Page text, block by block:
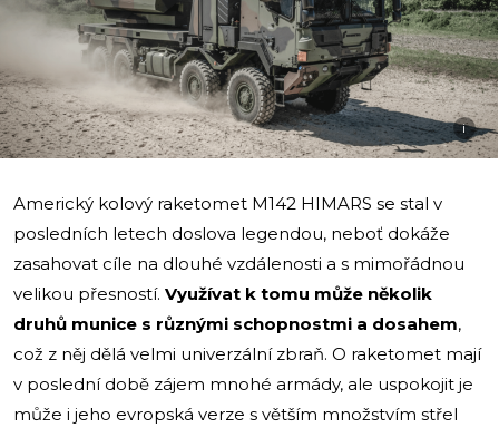
i
Americký kolový raketomet M142 HIMARS se stal v
posledních letech doslova legendou, neboť dokáže
zasahovat cíle na dlouhé vzdálenosti a s mimořádnou
velikou přesností. Využívat k tomu může několik
druhů munice s různými schopnostmi a dosahem,
což z něj dělá velmi univerzální zbraň. O raketomet mají
v poslední době zájem mnohé armády, ale uspokojit je
může i jeho evropská verze s větším množstvím střel